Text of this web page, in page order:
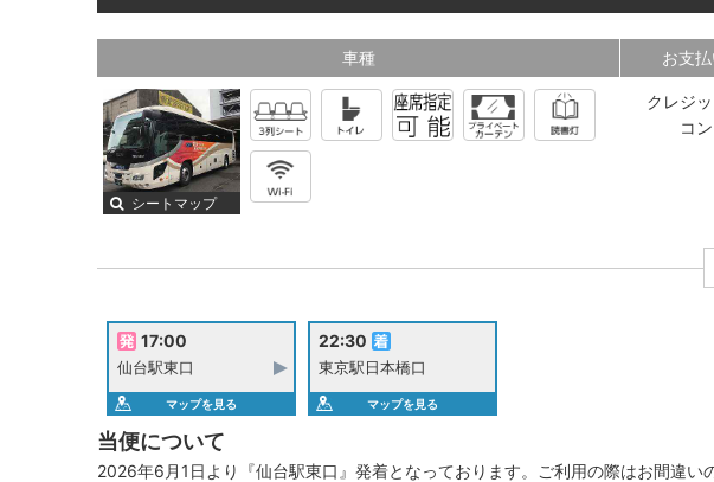
車種
シートマップ
お支
クレジ
コ
17:00
仙台駅東口
マップを見る
22:30
東京駅日本橋口
マップを見る
当便について
2026年6月1日より『仙台駅東口』発着となっております。ご利用の際はお間違い